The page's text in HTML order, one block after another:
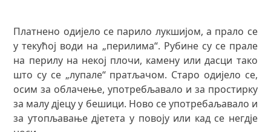
Платнено одијело се парило лукшијом, а прало се
у текућој води на „перилима“. Рубине су се прале
на перилу на некој плочи, камену или дасци тако
што су се „лупале“ пратљачом. Старо одијело се,
осим за облачење, употребљавало и за простирку
за малу дјецу у бешици. Ново се употребаљавало и
за утопљавање дјетета у повоју или кад се негдје